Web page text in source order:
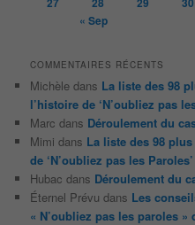
« Sep
COMMENTAIRES RÉCENTS
Michèle dans La liste des 98
l’histoire de ‘N’oubliez pas
Marc dans Déroulement du
Mimi dans La liste des 98
de ‘N’oubliez pas les Paroles’
Hubac dans Déroulement du
Éternel Prévu dans Les
« N’oubliez pas les paroles »